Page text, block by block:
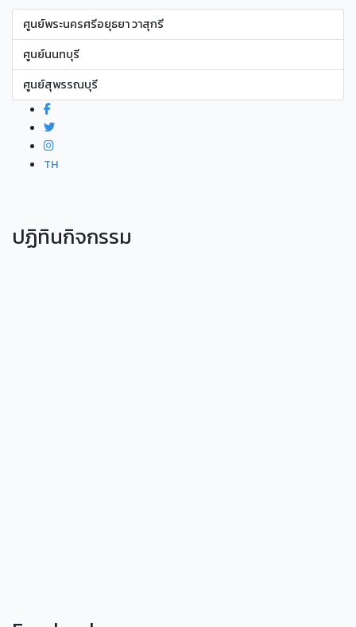
ศูนย์พระนครศรีอยุธยา วาสุกรี
ศูนย์นนทบุรี
ศูนย์สุพรรณบุรี
TH
ปฏิทินกิจกรรม